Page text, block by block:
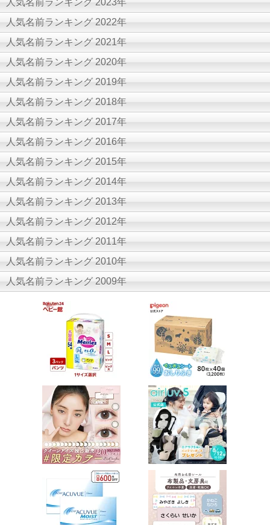
人気名前ランキング 2023年
人気名前ランキング 2022年
人気名前ランキング 2021年
人気名前ランキング 2020年
人気名前ランキング 2019年
人気名前ランキング 2018年
人気名前ランキング 2017年
人気名前ランキング 2016年
人気名前ランキング 2015年
人気名前ランキング 2014年
人気名前ランキング 2013年
人気名前ランキング 2012年
人気名前ランキング 2011年
人気名前ランキング 2010年
人気名前ランキング 2009年